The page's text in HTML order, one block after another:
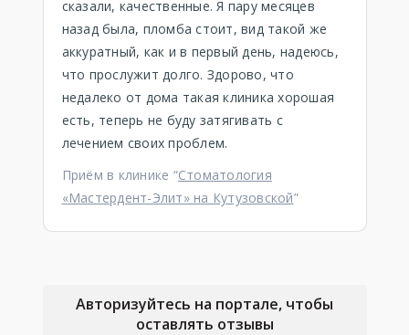
сказали, качественные. Я пару месяцев
назад была, пломба стоит, вид такой же
аккуратный, как и в первый день, надеюсь,
что прослужит долго. Здорово, что
недалеко от дома такая клиника хорошая
есть, теперь не буду затягивать с
лечением своих проблем.
Приём в клинике “Стоматология
«Мастердент-Элит» на Кутузовской”
Авторизуйтесь на портале, чтобы
оставлять отзывы